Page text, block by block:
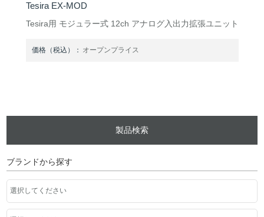
Tesira EX-MOD
Tesira用 モジュラー式 12ch アナログ入出力拡張ユニット
価格（税込）： オープンプライス
製品検索
ブランドから探す